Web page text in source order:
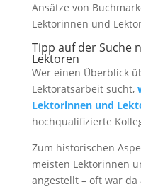
Ansätze von
Lektorinnen und
Tipp auf der Suche
Lektoren
Wer einen Überblick
Lektoratsarbeit sucht,
Lektorinnen und
hochqualifizierte
Zum historischen
meisten Lektorinnen
angestellt – oft war